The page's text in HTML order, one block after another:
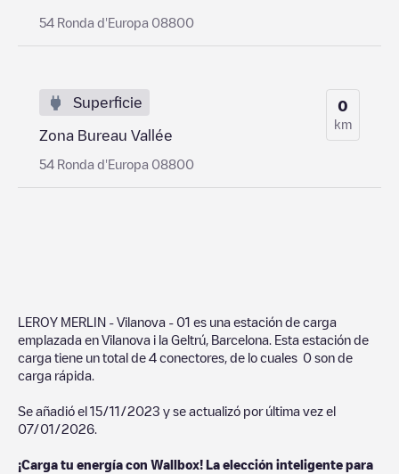
54 Ronda d'Europa 08800
Superficie
Zona Bureau Vallée
54 Ronda d'Europa 08800
0
km
LEROY MERLIN - Vilanova - 01 es una estación de carga
emplazada en Vilanova i la Geltrú Barcelona . Esta estación de
carga tiene un total de 4 conectores, de lo cuales 0 son de
carga rápida.
Se añadió el 15/11/2023 y se actualizó por última vez el
07/01/2026
¡Carga tu energía con Wallbox! La elección inteligente para